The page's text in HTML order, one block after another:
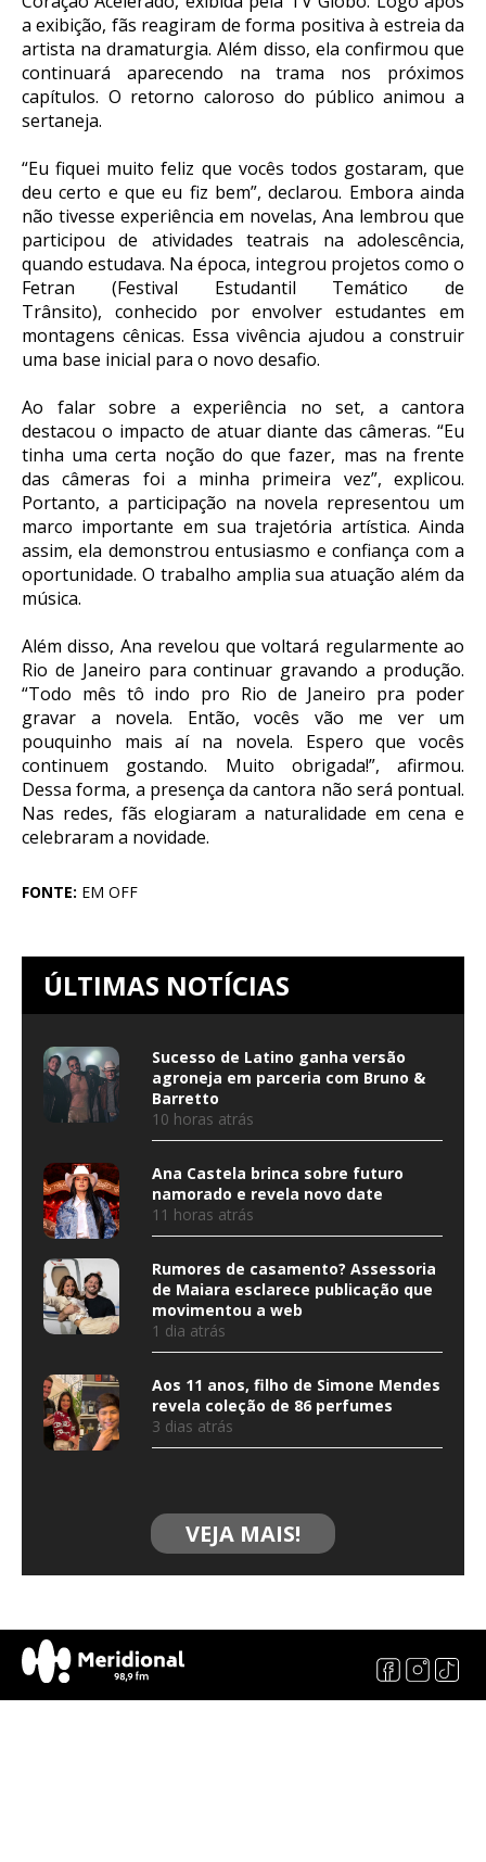
a exibição, fãs reagiram de forma positiva à estreia da
artista na dramaturgia. Além disso, ela confirmou que
continuará aparecendo na trama nos próximos
capítulos. O retorno caloroso do público animou a
sertaneja.
“Eu fiquei muito feliz que vocês todos gostaram, que
deu certo e que eu fiz bem”, declarou. Embora ainda
não tivesse experiência em novelas, Ana lembrou que
participou de atividades teatrais na adolescência,
quando estudava. Na época, integrou projetos como o
Fetran (Festival Estudantil Temático de
Trânsito), conhecido por envolver estudantes em
montagens cênicas. Essa vivência ajudou a construir
uma base inicial para o novo desafio.
Ao falar sobre a experiência no set, a cantora
destacou o impacto de atuar diante das câmeras. “Eu
tinha uma certa noção do que fazer, mas na frente
das câmeras foi a minha primeira vez”, explicou.
Portanto, a participação na novela representou um
marco importante em sua trajetória artística. Ainda
assim, ela demonstrou entusiasmo e confiança com a
oportunidade. O trabalho amplia sua atuação além da
música.
Além disso, Ana revelou que voltará regularmente ao
Rio de Janeiro para continuar gravando a produção.
“Todo mês tô indo pro Rio de Janeiro pra poder
gravar a novela. Então, vocês vão me ver um
pouquinho mais aí na novela. Espero que vocês
continuem gostando. Muito obrigada!”, afirmou.
Dessa forma, a presença da cantora não será pontual.
Nas redes, fãs elogiaram a naturalidade em cena e
celebraram a novidade.
FONTE: EM OFF
ÚLTIMAS NOTÍCIAS
Sucesso de Latino ganha versão
agroneja em parceria com Bruno &
Barretto
10 horas atrás
Ana Castela brinca sobre futuro
namorado e revela novo date
11 horas atrás
Rumores de casamento? Assessoria
de Maiara esclarece publicação que
movimentou a web
1 dia atrás
Aos 11 anos, filho de Simone Mendes
revela coleção de 86 perfumes
3 dias atrás
VEJA MAIS!